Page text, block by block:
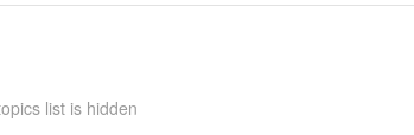
list is hidden